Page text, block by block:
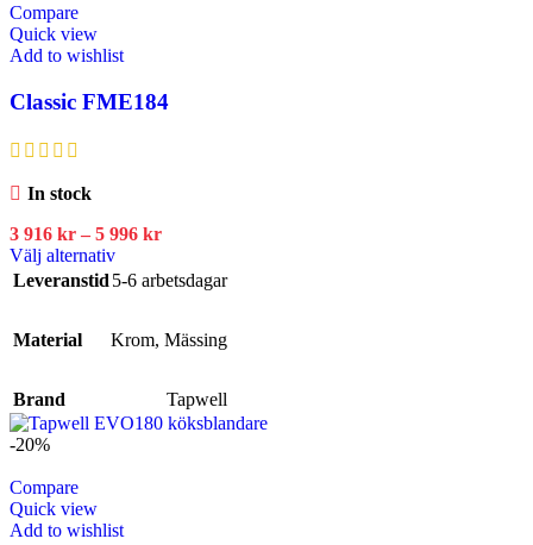
Compare
Quick view
Add to wishlist
Classic FME184
In stock
3 916 kr – 5 996 kr
Välj alternativ
Leveranstid 5-6 arbetsdagar
Material Krom, Mässing
Brand Tapwell
-20%
Compare
Quick view
Add to wishlist